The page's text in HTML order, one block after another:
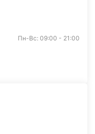
Пн-Вс: 09:00 - 21:00